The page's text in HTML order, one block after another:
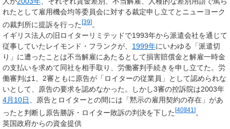
れたとして雇用機会均等委員会に対する裁定申し立てとニューヨーク
の裁判所に提訴を行った [39] 。
イギリス法人の旧ロイターリミテッドで1993年から派遣会社を通じて
従事していたレイモンド・フランクが、 1999年にいわゆる「派遣切
り」に遭ったことは不当解雇にあたるとして損害賠償金と解雇一時金
の支払いを求めて同社を相手取り、労働審判手続きを申し立てた。労
働審判は1、2審ともに原告が「ロイターの従業員」として認められな
いとして、原告の要求を認めなかった。しかし3審の控訴院は2003年
4月10日
、原告とロイターとの間には「黙示の雇用契約の存在」があ
ったと判断し原告勝訴・ロイター敗訴の判決を下した[40][41 ]。
英国政府からの資金提供